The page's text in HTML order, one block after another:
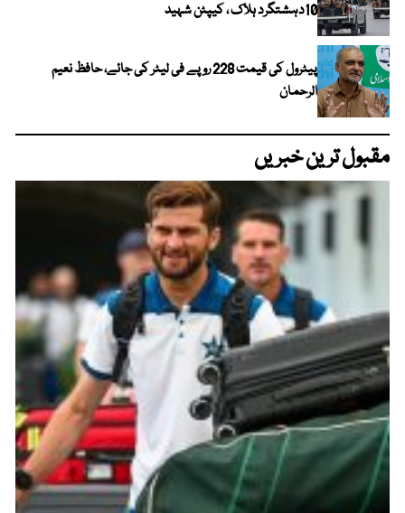
10دہشتگرد ہلاک ، کیپٹن شہید
پیٹرول کی قیمت 228 روپے فی لیٹر کی جائے، حافظ نعیم
الرحمان
مقبول ترین خبریں